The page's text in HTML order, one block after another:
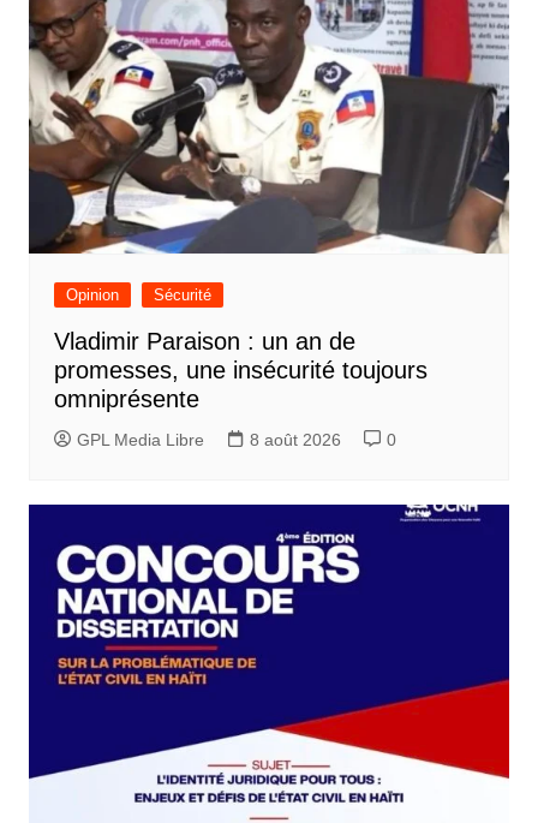
Opinion Sécurité
Vladimir Paraison : un an de
promesses, une insécurité toujours
omniprésente
GPL Media Libre 8 août 2026 0